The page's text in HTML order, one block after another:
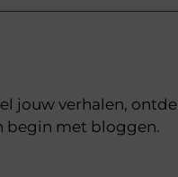
jouw verhalen,
begin met bloggen.